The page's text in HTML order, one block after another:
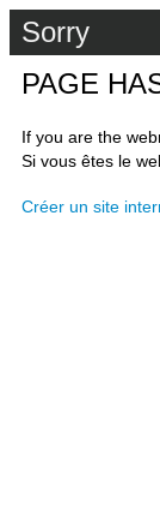
Sorry
PAGE
If you are the
Si vous êtes le
Créer un site